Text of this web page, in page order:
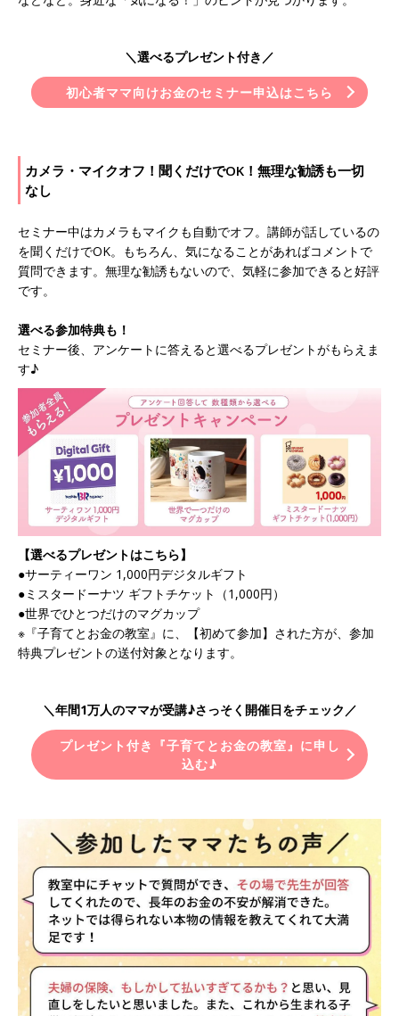
＼選べるプレゼント付き／
初心者ママ向けお金のセミナー申込はこちら
カメラ・マイクオフ！聞くだけでOK！無理な勧誘も一切
なし
セミナー中はカメラもマイクも自動でオフ。講師が話しているの
を聞くだけでOK。もちろん、気になることがあればコメントで
質問できます。無理な勧誘もないので、気軽に参加できると好評
です。
選べる参加特典も！
セミナー後、アンケートに答えると選べるプレゼントがもらえま
す♪
【選べるプレゼントはこちら】
●サーティーワン 1,000円デジタルギフト
●ミスタードーナツ ギフトチケット（1,000円）
●世界でひとつだけのマグカップ
※『子育てとお金の教室』に、【初めて参加】された方が、参加
特典プレゼントの送付対象となります。
＼年間1万人のママが受講♪さっそく開催日をチェック／
プレゼント付き『子育てとお金の教室』に申し
込む♪